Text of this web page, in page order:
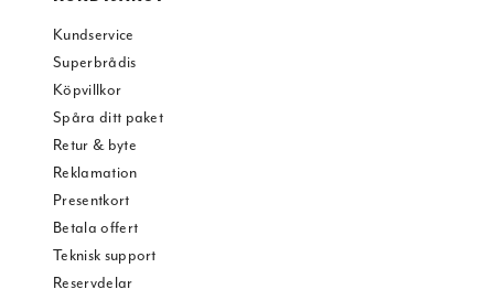
Kundservice
Superbrådis
Köpvillkor
Spåra ditt paket
Retur & byte
Reklamation
Presentkort
Betala offert
Teknisk support
Reservdelar